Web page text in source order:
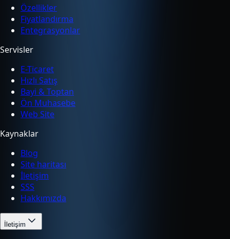
Özellikler
Fiyatlandırma
Entegrasyonlar
Servisler
E-Ticaret
Hızlı Satış
Bayi & Toptan
Ön Muhasebe
Web Site
Kaynaklar
Blog
Site haritası
İletişim
SSS
Hakkımızda
İletişim